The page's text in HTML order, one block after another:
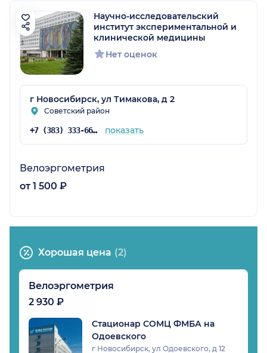
Научно-исследовательский
институт экспериментальной и
клинической медицины
Нет оценок
г Новосибирск, ул Тимакова, д 2
Советский район
+7 (383) 333-66-51 показать
Велоэргометрия
от 1 500 ₽
Хорошая цена (2)
Велоэргометрия
2 930 ₽
Стационар СОМЦ ФМБА на
Одоевского
г Новосибирск, ул Одоевского, д 12